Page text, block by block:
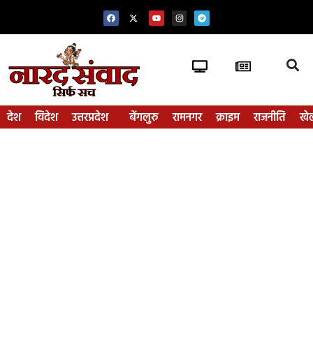
देश विदेश उत्तरप्रदेश बेंगलुरु रामनगर क्राइम राजनीति